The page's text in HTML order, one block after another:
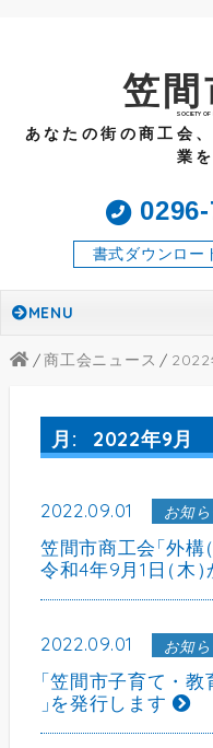
笠 SOCIETY
あなたの街の商工会
業
0296-
書式ダウンロー
MENU
商工会ニュース 2022
月: 2022年9月
2022.09.01 お知
笠間市商工会「外構（
令和4年9月1日（木
2022.09.01 お知
「笠間市子育て・教
」を発行します